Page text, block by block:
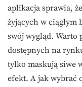
aplikacja sprawia,
żyjących w ciągłym
swój wygląd. Warto
dostępnych na
tylko maskują siwe
efekt. A jak wybrać